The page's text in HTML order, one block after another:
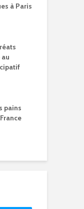
à Paris
au
pains